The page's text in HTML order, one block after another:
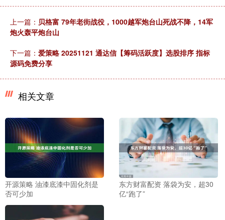
上一篇： 贝格富 79年老街战役，1000越军炮台山死战不降，14军
炮火轰平炮台山
下一篇： 爱策略 20251121 通达信【筹码活跃度】选股排序 指标
源码免费分享
相关文章
开源策略 油漆底漆中固化剂是
否可少加
东方财富配资 落袋为安，超30
亿“跑了”